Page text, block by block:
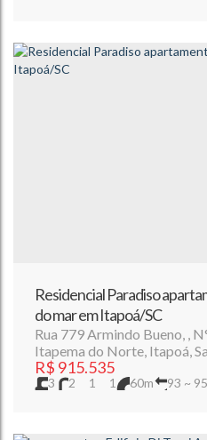
Residencial Paradiso
do mar em Itapoá/SC
R$ 915.535
Rua 779 Armindo Bueno ,
Itapema do Norte, Itapoá,
3 2 1 1 60m 93 ~